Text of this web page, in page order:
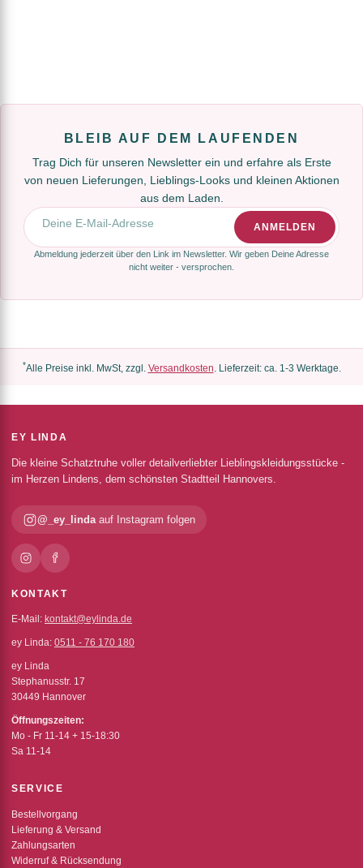
BLEIB AUF DEM LAUFENDEN
Trag Dich für unseren Newsletter ein und erfahre als Erste
von neuen Lieferungen, Lieblings-Looks und kleinen Aktionen
aus dem Laden.
E-Mail-Adresse
ANMELDEN
Abmeldung jederzeit über den Link im Newsletter. Wir geben Deine Adresse
nicht weiter - versprochen.
*Alle Preise inkl. MwSt, zzgl. Versandkosten. Lieferzeit: ca. 1-3 Werktage.
EY LINDA
Die kleine Schatztruhe voller detailverliebter Lieblingskleidungsstücke -
im Herzen Lindens, dem schönsten Stadtteil Hannovers.
@_ey_lindaauf Instagram folgen
KONTAKT
E-Mail: kontakt@eylinda.de
ey Linda: 0511 - 76 170 180
ey Linda
Stephanusstr. 17
30449 Hannover
Öffnungszeiten:
Mo - Fr 11-14 + 15-18:30
Sa 11-14
SERVICE
Bestellvorgang
Lieferung & Versand
Zahlungsarten
Widerruf & Rücksendung